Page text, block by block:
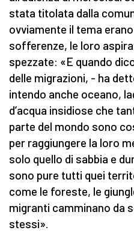
stata titolata dalla
ovviamente il tema
sofferenze, le loro
spezzate: «E quando
delle migrazioni, - ha
intendo anche oceano,
d’acqua insidiose che
parte del mondo sono
per raggiungere la loro
solo quello di sabbia e
sono pure tutti quei
come le foreste, le
migranti camminano da
stessi».